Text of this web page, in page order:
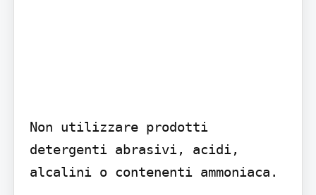
Non utilizzare prodotti
detergenti abrasivi, acidi,
alcalini o contenenti ammoniaca.